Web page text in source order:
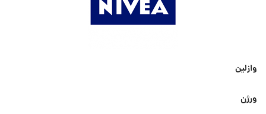
وازلین
ورژن